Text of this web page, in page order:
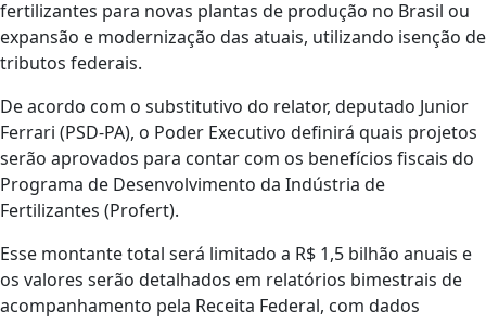
fertilizantes para novas plantas de produção no Brasil ou
expansão e modernização das atuais, utilizando isenção de
tributos federais.
De acordo com o substitutivo do relator, deputado Junior
Ferrari (PSD-PA), o Poder Executivo definirá quais projetos
serão aprovados para contar com os benefícios fiscais do
Programa de Desenvolvimento da Indústria de
Fertilizantes (Profert).
Esse montante total será limitado a R$ 1,5 bilhão anuais e
os valores serão detalhados em relatórios bimestrais de
acompanhamento pela Receita Federal, com dados